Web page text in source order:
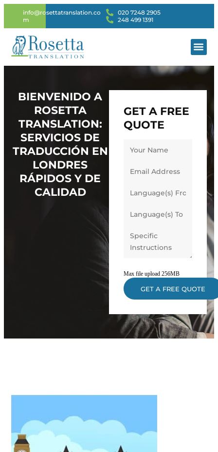
info@rosettatranslation.co
m
020 7248 2905
248 499 1391
BIENVENIDO A
ROSETTA
TRANSLATION:
SERVICIOS DE
TRADUCCIÓN EN
LONDRES
RÁPIDOS Y DE
CALIDAD
GET A FREE
QUOTE
Max file upload 256MB